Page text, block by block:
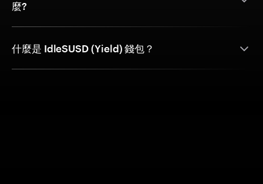
麼?
什麼是 IdleSUSD (Yield) 錢包？